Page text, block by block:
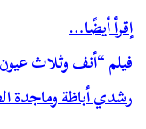
إقرأ أيضًا…
فيلم “أنف وثلاث
رشدي أباظة وماجدة